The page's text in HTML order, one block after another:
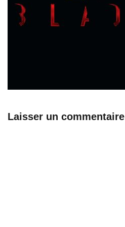
Laisser un commentaire